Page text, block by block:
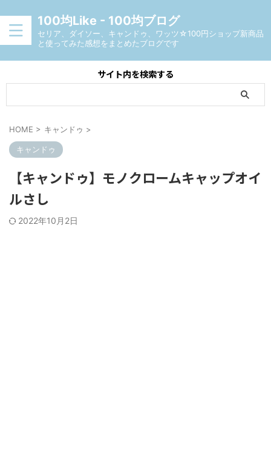
100均Like - 100均ブログ
セリア、ダイソー、キャンドゥ、ワッツ☆100円ショップ新商品
と使ってみた感想をまとめたブログです
サイト内を検索する
HOME > キャンドゥ >
キャンドゥ
【キャンドゥ】モノクロームキャップオイ
ルさし
2022年10月2日